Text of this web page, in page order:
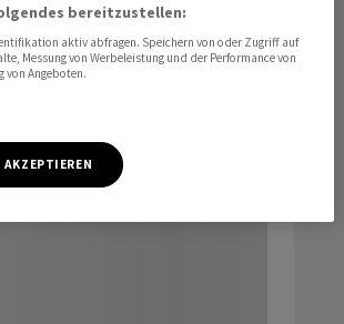
bereitzustellen:
aktiv abfragen. Speichern von oder Zugriff auf
Messung von Werbeleistung und der Performance von
von Angeboten.
AKZEPTIEREN